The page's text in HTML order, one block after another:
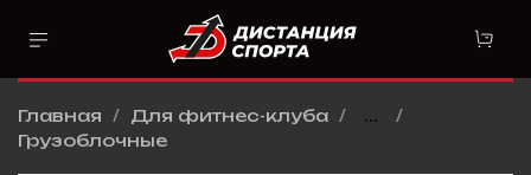
Главная Для фитнес-клуба
...
Грузоблочные